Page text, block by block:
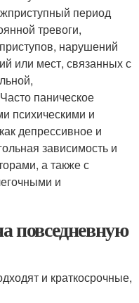
период
тревоги,
нарушений
или мест, связанных с
паническое
психическими и
депрессивное и
зависимость и
а также с
и
повседневную
и краткосрочные,